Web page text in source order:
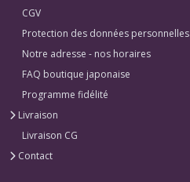
CGV
Protection des données personnelles
Notre adresse - nos horaires
FAQ boutique japonaise
Programme fidélité
Livraison
Livraison CG
Contact